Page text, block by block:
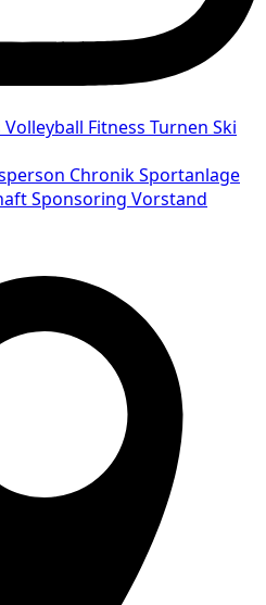
Volleyball Fitness Turnen Ski
ChronikSportanlage
Sponsoring Vorstand